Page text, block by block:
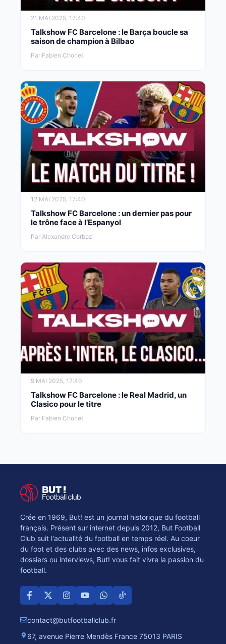
21 MAI 2025, 17:40
Talkshow FC Barcelone : le Barça boucle sa
saison de champion à Bilbao
Par Fabien Chorlet
12 MAI 2025, 17:40
Talkshow FC Barcelone : un dernier pas pour
le trône face à l’Espanyol
Par Alexandre Corboz
9 MAI 2025, 17:40
Talkshow FC Barcelone : le Real Madrid, un
Clasico pour le titre
Par Fabien Chorlet
Crée en 1969, But! est un journal historique du football
français. Présent sur internet depuis 2012, But Football
Club suit l'actualité du football en temps réel. Au coeur
du foot et des clubs avec des news, infos exclusives,
dossiers ou interviews, But! vous fait vivre la passion du
football.
contact@butfootballclub.fr
67, avenue Pierre Mendès France 75013 PARIS